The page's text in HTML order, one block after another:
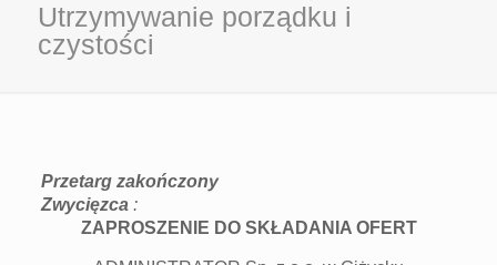
Utrzymywanie porządku i
czystości
Przetarg zakończony
Zwycięzca :
ZAPROSZENIE DO SKŁADANIA OFERT